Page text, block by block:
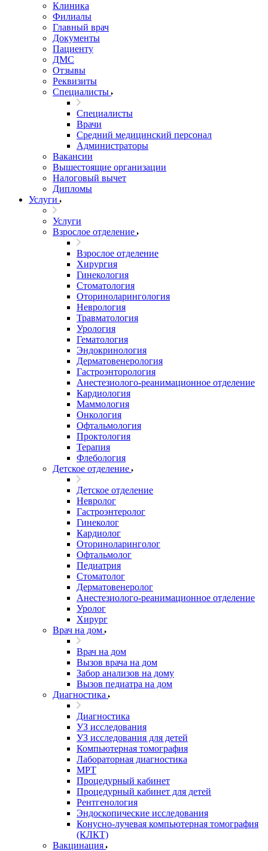
Клиника
Филиалы
Главный врач
Документы
Пациенту
ДМС
Отзывы
Реквизиты
Специалисты
Специалисты
Врачи
Средний медицинский персонал
Администраторы
Вакансии
Вышестоящие организации
Налоговый вычет
Дипломы
Услуги
Услуги
Взрослое отделение
Взрослое отделение
Хирургия
Гинекология
Стоматология
Оториноларингология
Неврология
Травматология
Урология
Гематология
Эндокринология
Дерматовенерология
Гастроэнторология
Анестезиолого-реанимационное отделение
Кардиология
Маммология
Онкология
Офтальмология
Проктология
Терапия
Флебология
Детское отделение
Детское отделение
Невролог
Гастроэнтеролог
Гинеколог
Кардиолог
Оториноларинголог
Офтальмолог
Педиатрия
Стоматолог
Дерматовенеролог
Анестезиолого-реанимационное отделение
Уролог
Хирург
Врач на дом
Врач на дом
Вызов врача на дом
Забор анализов на дому
Вызов педиатра на дом
Диагностика
Диагностика
УЗ исследования
УЗ исследования для детей
Компьютерная томография
Лабораторная диагностика
МРТ
Процедурный кабинет
Процедурный кабинет для детей
Рентгенология
Эндоскопические исследования
Конусно-лучевая компьютерная томография
(КЛКТ)
Вакцинация